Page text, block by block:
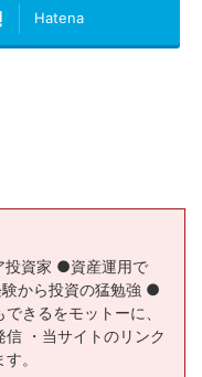
Hatena
投資家 ●資産運用で
から投資の猛勉強 ●
きるをモットーに、
・当サイトのリンク
。